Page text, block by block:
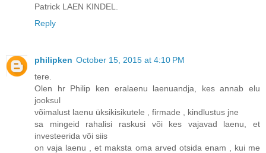
Patrick LAEN KINDEL.
Reply
philipken October 15, 2015 at 4:10 PM
tere.
Olen hr Philip ken eralaenu laenuandja, kes annab elu
jooksul
võimalust laenu üksikisikutele , firmade , kindlustus jne
sa mingeid rahalisi raskusi või kes vajavad laenu, et
investeerida või siis
on vaja laenu , et maksta oma arved otsida enam , kui me